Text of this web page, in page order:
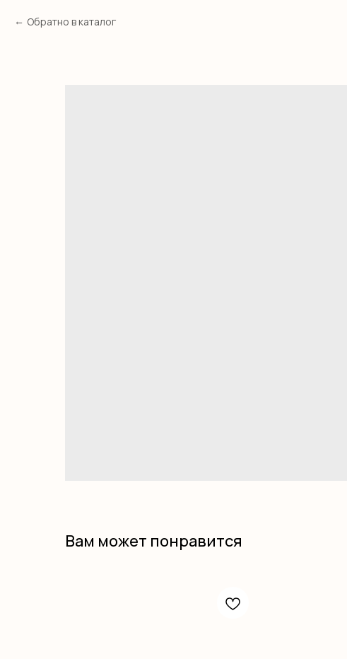
Обратно в каталог
Вам может понравится